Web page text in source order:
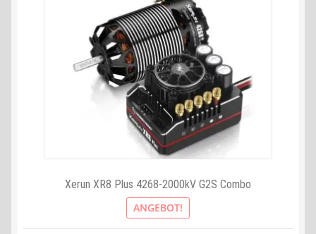
Xerun XR8 Plus 4268-2000kV G2S Combo
ANGEBOT!